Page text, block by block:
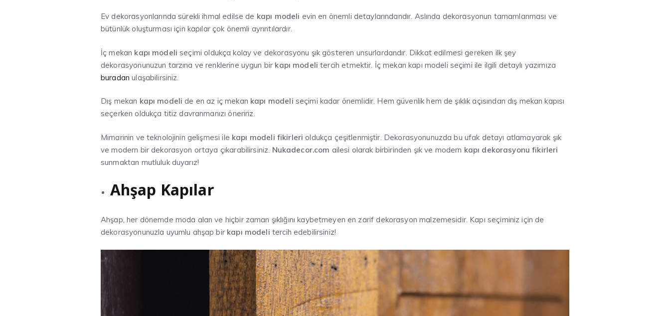
Ev dekorasyonlarında sürekli ihmal edilse de kapı modeli evin en önemli detaylarındandır. Aslında dekorasyonun tamamlanması ve
bütünlük oluşturması için kapılar çok önemli ayrıntılardır.
İç mekan kapı modeli seçimi oldukça kolay ve dekorasyonu şık gösteren unsurlardandır. Dikkat edilmesi gereken ilk şey
dekorasyonunuzun tarzına ve renklerine uygun bir kapı modeli tercih etmektir. İç mekan kapı modeli seçimi ile ilgili detaylı yazımıza
buradan ulaşabilirsiniz.
Dış mekan kapı modeli de en az iç mekan kapı modeli seçimi kadar önemlidir. Hem güvenlik hem de şıklık açısından dış mekan kapısı
seçerken oldukça titiz davranmanızı öneririz.
Mimarinin ve teknolojinin gelişmesi ile kapı modeli fikirleri oldukça çeşitlenmiştir. Dekorasyonunuzda bu ufak detayı atlamayarak şık
ve modern bir dekorasyon ortaya çıkarabilirsiniz. Nukadecor.com ailesi olarak birbirinden şık ve modern kapı dekorasyonu fikirleri
sunmaktan mutluluk duyarız!
Ahşap Kapılar
Ahşap, her dönemde moda alan ve hiçbir zaman şıklığını kaybetmeyen en zarif dekorasyon malzemesidir. Kapı seçiminiz için de
dekorasyonunuzla uyumlu ahşap bir kapı modeli tercih edebilirsiniz!